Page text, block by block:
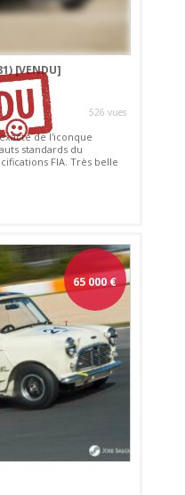
[VENDU]
526 vues
de l'iconque
standards du
FIA. Très belle
65 000 €